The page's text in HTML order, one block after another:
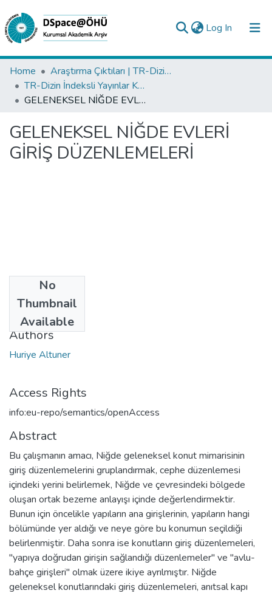
Log In (current)
Collections
All of DSpace
Analyze
Request/Question
Home
Araştırma Çıktıları | TR-Dizin | WoS | Scopus | PubMed
TR-Dizin İndeksli Yayınlar Koleksiyonu
GELENEKSEL NİĞDE EVLERİ GİRİŞ DÜZENLEMELERİ
GELENEKSEL NİĞDE EVLERİ
GİRİŞ DÜZENLEMELERİ
No
Thumbnail
Available
2013
Authors
Huriye Altuner
Access Rights
info:eu-repo/semantics/openAccess
Abstract
Bu çalışmanın amacı, Niğde geleneksel konut mimarisinin
giriş düzenlemelerini gruplandırmak, cephe düzenlemesi
içindeki yerini belirlemek, Niğde ve çevresindeki bölgede
oluşan ortak bezeme anlayışı içinde değerlendirmektir.
Bunun için öncelikle yapıların ana girişlerinin, yapıların hangi
bölümünde yer aldığı ve neye göre bu konumun seçildiği
belirlenmiştir. Daha sonra ise konutların giriş düzenlemeleri,
"yapıya doğrudan girişin sağlandığı düzenlemeler" ve "avlu-
bahçe girişleri" olmak üzere ikiye ayrılmıştır. Niğde
geleneksel konutlarındaki giriş düzenlemeleri, anıtsal kapı